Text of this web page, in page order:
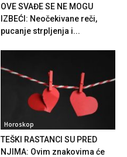
OVE SVAĐE SE NE MOGU
IZBEĆI: Neočekivane reči,
pucanje strpljenja i...
Horoskop
TEŠKI RASTANCI SU PRED
NJIMA: Ovim znakovima će